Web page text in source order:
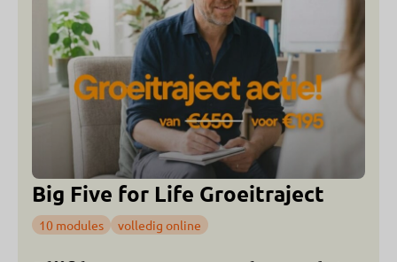
Big Five for Life Groeitraject
10 modules volledig online